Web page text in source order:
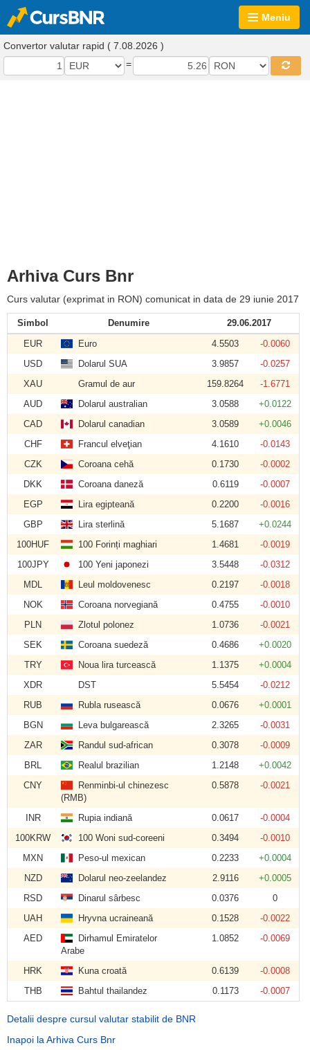
Meniu
Convertor valutar rapid ( 7.08.2026 )
=
Arhiva Curs Bnr
Curs valutar (exprimat in RON) comunicat in data de 29 iunie 2017
Simbol Denumire
29.06.2017
EUR
Euro 4.5503
-0.0060
USD
Dolarul SUA 3.9857
-0.0257
XAU
Gramul de aur 159.8264
-1.6771
AUD
Dolarul australian 3.0588
+0.0122
CAD
Dolarul canadian 3.0589
+0.0046
CHF
Francul elveţian 4.1610
-0.0143
CZK
Coroana cehă 0.1730
-0.0002
DKK
Coroana daneză 0.6119
-0.0007
EGP
Lira egipteană 0.2200
-0.0016
GBP
Lira sterlină 5.1687
+0.0244
100HUF
100 Forinți maghiari 1.4681
-0.0019
100JPY
100 Yeni japonezi 3.5448
-0.0312
MDL
Leul moldovenesc 0.2197
-0.0018
NOK
Coroana norvegiană 0.4755
-0.0010
PLN
Zlotul polonez 1.0736
-0.0021
SEK
Coroana suedeză 0.4686
+0.0020
TRY
Noua lira turcească 1.1375
+0.0004
XDR
DST 5.5454
-0.0212
RUB
Rubla rusească 0.0676
+0.0001
BGN
Leva bulgarească 2.3265
-0.0031
ZAR
Randul sud-african 0.3078
-0.0009
BRL
Realul brazilian 1.2148
+0.0042
CNY
Renminbi-ul chinezesc
(RMB)
0.5878 -0.0021
INR Rupia indiană 0.0617
-0.0004
100KRW
100 Woni sud-coreeni 0.3494
-0.0010
MXN
Peso-ul mexican 0.2233
+0.0004
NZD
Dolarul neo-zeelandez 2.9116
+0.0005
RSD
Dinarul sârbesc 0.0376
0
UAH
Hryvna ucraineană 0.1528
-0.0022
AED
Dirhamul Emiratelor
Arabe
1.0852 -0.0069
HRK Kuna croată 0.6139
-0.0008
THB
Bahtul thailandez 0.1173 -0.0007
Detalii despre cursul valutar stabilit de BNR
Inapoi la Arhiva Curs Bnr